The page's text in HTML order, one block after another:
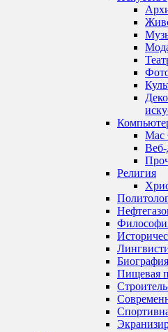
Mac
Веб-
Религия
Биография
Пищевая